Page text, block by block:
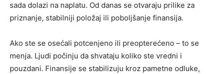
sada dolazi na naplatu. Od danas se otvaraju prilike za
priznanje, stabilniji položaj ili poboljšanje finansija.
Ako ste se osećali potcenjeno ili preopterećeno – to se
menja. Ljudi počinju da shvataju koliko ste vredni i
pouzdani. Finansije se stabilizuju kroz pametne odluke,